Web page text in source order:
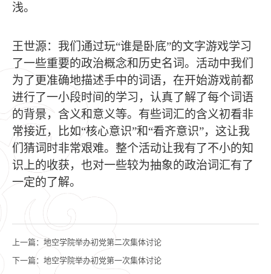
浅。
王世源：我们通过玩“谁是卧底”的文字游戏学习
了一些重要的政治概念和历史名词。活动中我们
为了更准确地描述手中的词语，在开始游戏前都
进行了一小段时间的学习，认真了解了每个词语
的背景，含义和意义等。有些词汇的含义初看非
常接近，比如“核心意识”和“看齐意识”，这让我
们猜词时非常艰难。整个活动让我有了不小的知
识上的收获，也对一些较为抽象的政治词汇有了
一定的了解。
上一篇： 地空学院举办初党第二次集体讨论
下一篇： 地空学院举办初党第一次集体讨论